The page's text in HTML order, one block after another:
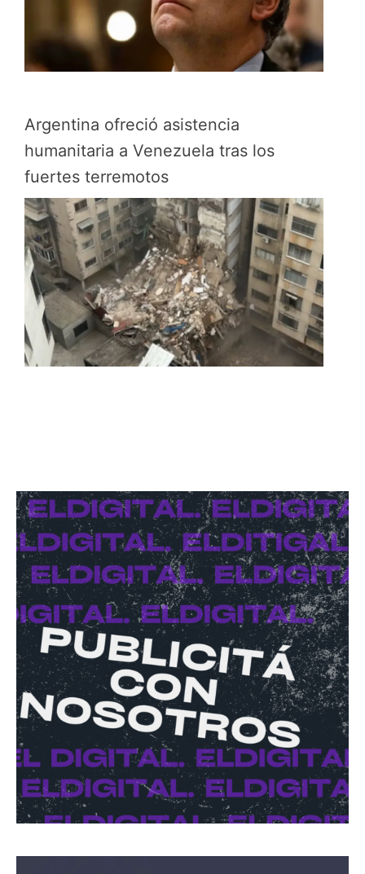
Argentina ofreció asistencia
humanitaria a Venezuela tras los
fuertes terremotos